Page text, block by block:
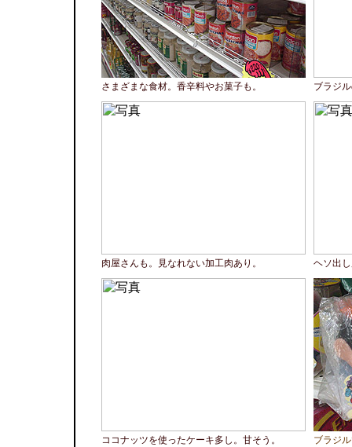
さまざまな食材。香辛料やお菓子も。 ブラジ
肉屋さんも。見なれない加工肉あり。 ヘソ出
ココナッツを使ったケーキ多し。甘そう。 ブラジ